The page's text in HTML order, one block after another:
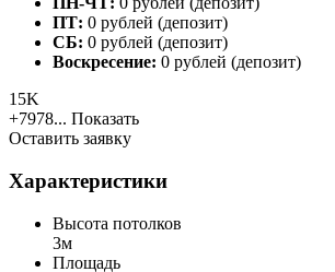
ПТ: 0 рублей (депозит)
СБ: 0 рублей (депозит)
Воскресение: 0 рублей (депозит)
15K
+7978... Показать
Оставить заявку
Характеристики
Высота потолков
3м
Площадь